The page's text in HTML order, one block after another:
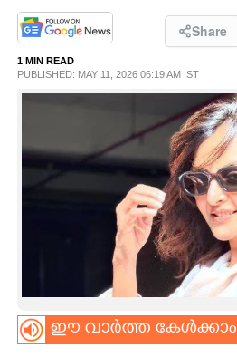
PHOTOS
LIFESTYLE
INFO+
CARTOONS
Share
1 MIN READ
PUBLISHED: MAY 11, 2026 06:19 AM IST
ഈ വാർത്ത കേൾക്കാം